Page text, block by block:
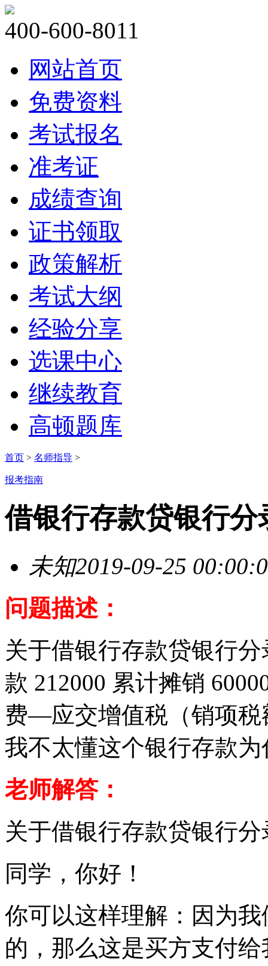
400-600-8011
网站首页
免费资料
考试报名
准考证
成绩查询
证书领取
政策解析
考试大纲
经验分享
选课中心
继续教育
高顿题库
首页 > 名师指导 >
报考指南
借银行存款贷银行分
未知2019-09-25
问题描述：
关于借银行存款贷银行
款 212000 累计摊销
费—应交增值税（销项税
我不太懂这个银行存款
老师解答：
关于借银行存款贷银行
同学，你好！
你可以这样理解：因为
的，那么这是买方支付